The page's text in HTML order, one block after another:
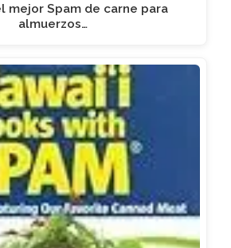
mejor Spam de carne para
almuerzos…